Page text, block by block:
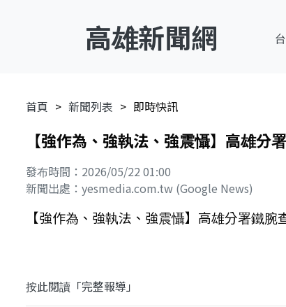
高雄新聞網
首頁 新聞列表 即時快訊
【強作為、強執法、強震懾】高雄
發布時間：2026/05/22 01:00
新聞出處：yesmedia.com.tw (Google News)
【強作為、強執法、強震懾】高雄分署鐵
按此閱讀「完整報導」